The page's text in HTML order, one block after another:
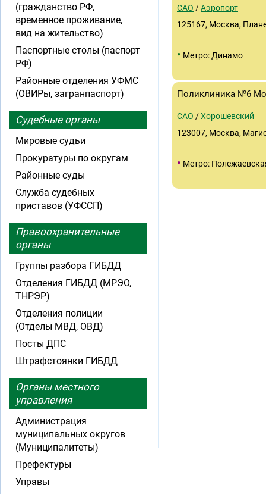
САО /Аэропорт
125167, Москва,
• Метро: Динамо
Поликлиника №6
САО /Хорошевский
123007, Москва,
• Метро:
(гражданство РФ,
временное проживание,
вид на жительство)
Паспортные столы (паспорт
РФ)
Районные отделения УФМС
(ОВИРы, загранпаспорт)
Судебные органы
Мировые судьи
Прокуратуры по округам
Районные суды
Служба судебных
приставов (УФССП)
Правоохранительные
органы
Группы разбора ГИБДД
Отделения ГИБДД (МРЭО,
ТНРЭР)
Отделения полиции
(Отделы МВД, ОВД)
Посты ДПС
Штрафстоянки ГИБДД
Органы местного
управления
Администрация
муниципальных округов
(Муниципалитеты)
Префектуры
Управы